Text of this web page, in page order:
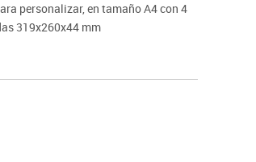
personalizar, en tamaño A4 con 4
319x260x44 mm